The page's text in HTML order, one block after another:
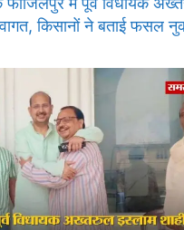
किसानों ने बताई फसल